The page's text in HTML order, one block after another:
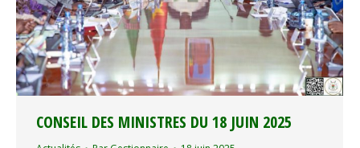
CONSEIL DES MINISTRES DU 18 JUIN 2025